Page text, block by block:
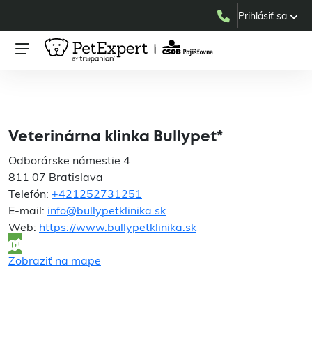
Prihlásiť sa
Veterinárna klinka Bullypet*
Odborárske námestie 4
811 07 Bratislava
Telefón: +421252731251
E-mail: info@bullypetklinika.sk
Web: https://www.bullypetklinika.sk
Zobraziť na mape